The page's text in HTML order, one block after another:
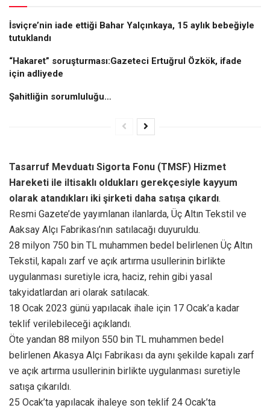
İsviçre’nin iade ettiği Bahar Yalçınkaya, 15 aylık bebeğiyle
tutuklandı
“Hakaret” soruşturması:Gazeteci Ertuğrul Özkök, ifade
için adliyede
Şahitliğin sorumluluğu…
Tasarruf Mevduatı Sigorta Fonu (TMSF) Hizmet
Hareketi ile iltisaklı oldukları gerekçesiyle kayyum
olarak atandıkları iki şirketi daha satışa çıkardı.
Resmi Gazete’de yayımlanan ilanlarda, Üç Altın Tekstil ve
Aaksay Alçı Fabrikası’nın satılacağı duyuruldu.
28 milyon 750 bin TL muhammen bedel belirlenen Üç Altın
Tekstil, kapalı zarf ve açık artırma usullerinin birlikte
uygulanması suretiyle icra, haciz, rehin gibi yasal
takyidatlardan ari olarak satılacak.
18 Ocak 2023 günü yapılacak ihale için 17 Ocak’a kadar
teklif verilebileceği açıklandı.
Öte yandan 88 milyon 550 bin TL muhammen bedel
belirlenen Akasya Alçı Fabrikası da aynı şekilde kapalı zarf
ve açık artırma usullerinin birlikte uygulanması suretiyle
satışa çıkarıldı.
25 Ocak’ta yapılacak ihaleye son teklif 24 Ocak’ta